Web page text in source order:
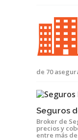
de 70
Seguros
Broker de
precios y
entre más